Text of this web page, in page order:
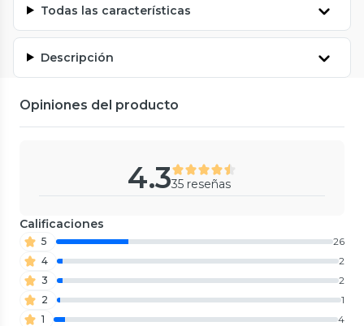
Todas las características
Descripción
Opiniones del producto
4.335 reseñas
Calificaciones
5
26
4
2
3
2
2
1
1
4